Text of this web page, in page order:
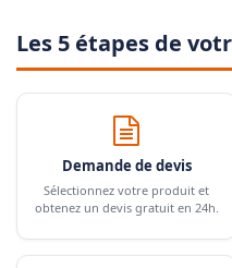
Les 5 étapes de
Demande de devis
Sélectionnez votre produit et
obtenez un devis gratuit en 24h.